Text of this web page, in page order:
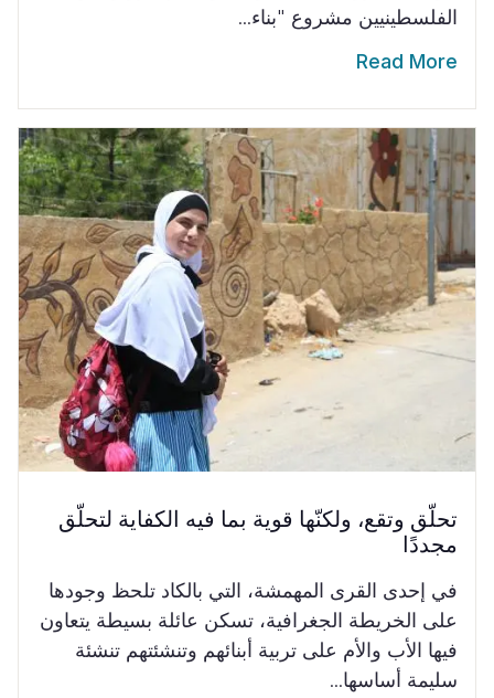
الفلسطينيين مشروع "بناء...
Read More
تحلّق وتقع، ولكنّها قوية بما فيه الكفاية لتحلّق
مجددًا
في إحدى القرى المهمشة، التي بالكاد تلحظ وجودها
على الخريطة الجغرافية، تسكن عائلة بسيطة يتعاون
فيها الأب والأم على تربية أبنائهم وتنشئتهم تنشئة
سليمة أساسها...